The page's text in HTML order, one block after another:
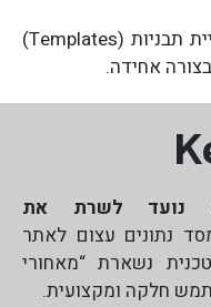
בניית תבניות (Templates)
אחידה.
נועד לשרת את
נתונים עצום לאתר
נשארת “מאחורי
חלקה ומקצועית.